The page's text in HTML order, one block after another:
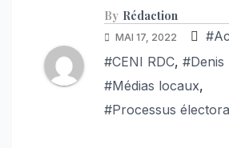
By Rédaction
MAI 17, 2022
#CENI RDC, #Denis
#Médias locaux,
#Processus